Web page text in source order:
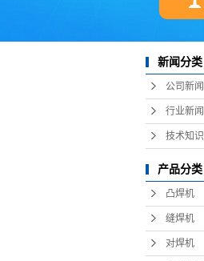
新闻分类
公司新闻
行业新闻
技术知识
产品分类
凸焊机
缝焊机
对焊机